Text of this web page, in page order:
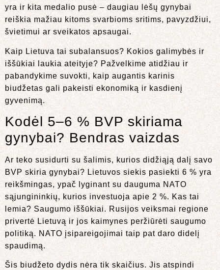
yra ir kita medalio pusė – daugiau lėšų gynybai
reiškia mažiau kitoms svarbioms sritims, pavyzdžiui,
švietimui ar sveikatos apsaugai.
Kaip Lietuva tai subalansuos? Kokios galimybės ir
iššūkiai laukia ateityje? Pažvelkime atidžiau ir
pabandykime suvokti, kaip augantis karinis
biudžetas gali pakeisti ekonomiką ir kasdienį
gyvenimą.
Kodėl 5–6 % BVP skiriama
gynybai? Bendras vaizdas
Ar teko susidurti su šalimis, kurios didžiąją dalį savo
BVP skiria gynybai? Lietuvos siekis pasiekti 6 % yra
reikšmingas, ypač lyginant su dauguma NATO
sąjungininkių, kurios investuoja apie 2 %. Kas tai
lemia? Saugumo iššūkiai. Rusijos veiksmai regione
privertė Lietuvą ir jos kaimynes peržiūrėti saugumo
politiką. NATO įsipareigojimai taip pat daro didelį
spaudimą.
Šis biudžeto dydis nėra tik skaičius. Jis atspindi